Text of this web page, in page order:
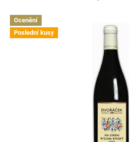
Ocenění
Poslední kusy